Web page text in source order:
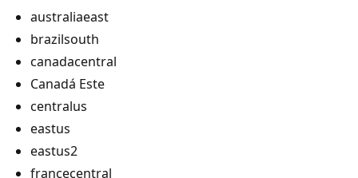
australiaeast
brazilsouth
canadacentral
Canadá Este
centralus
eastus
eastus2
francecentral